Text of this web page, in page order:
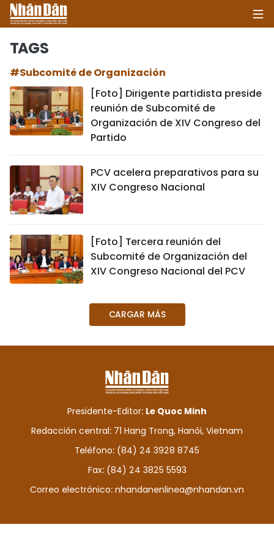
POLÍTICA
ECONOMÍA
SOCIEDAD
INTERNACIONAL
VIAJES
PUENTE DE AMISTAD
HISTORIAS MULTIMEDIA
FOTOGRAFÍA
¿QUIÉNES SOMOS?
TIẾNG VIỆT
TAGS
#Subcomité de Organización
[Foto] Dirigente partidista preside
reunión de Subcomité de
Organización de XIV Congreso del
Partido
PCV acelera preparativos para su
XIV Congreso Nacional
[Foto] Tercera reunión del
Subcomité de Organización del
XIV Congreso Nacional del PCV
CARGAR MÁS
Presidente-Editor: Le Quoc Minh
Redacción central: 71 Hang Trong, Hanói, Vietnam
Teléfono: (84) 24 3928 8745
Fax: (84) 24 3825 5593
Correo electrónico: nhandanenlinea@nhandan.vn